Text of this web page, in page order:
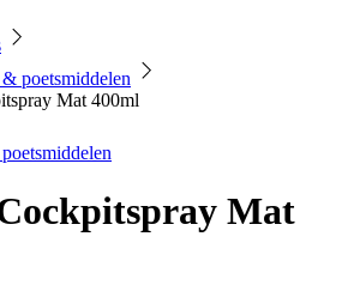
poetsmiddelen
Mat 400ml
Mat